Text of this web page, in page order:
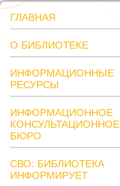
ГЛАВНАЯ
О БИБЛИОТЕКЕ
ИНФОРМАЦИОННЫЕ
РЕСУРСЫ
ИНФОРМАЦИОННОЕ
КОНСУЛЬТАЦИОННОЕ
БЮРО
СВО: БИБЛИОТЕКА
ИНФОРМИРУЕТ